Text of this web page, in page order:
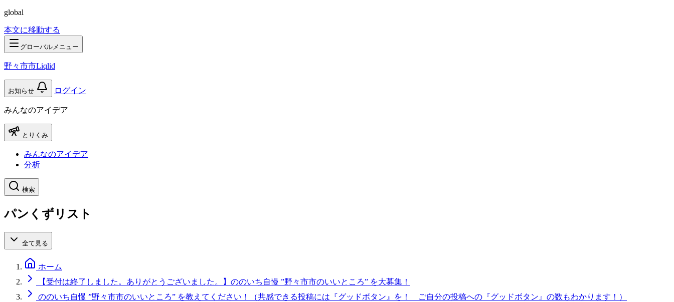
global
本文に移動する
グローバルメニュー
野々市市Liqlid
お知らせ ログイン
みんなのアイデア
とりくみ
みんなのアイデア
分析
検索
パンくずリスト
全て見る
ホーム
【受付は終了しました。ありがとうございました。】ののいち自慢 ”野々市市のいいところ” を大募集！
ののいち自慢 ”野々市市のいいところ” を教えてください！（共感できる投稿には『グッドボタン』を！ ご自分の投稿への『グッドボタン』の数もわかります！）